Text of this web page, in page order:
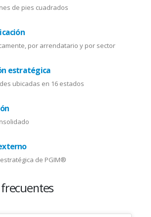
de pies cuadrados
por arrendatario y por sector
estratégica
ubicadas en 16 estados
de PGIM®